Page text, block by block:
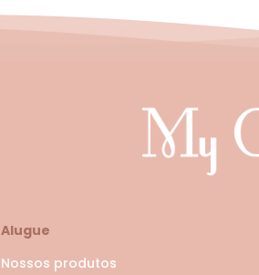
Alugue
Nossos produtos